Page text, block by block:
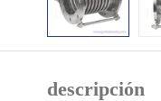
descripción